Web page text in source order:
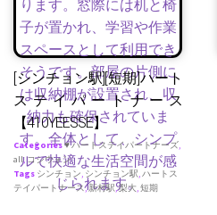
[シンチョン駅][短期]ハート
ステイパートナース
【410YEESSE】
Categories♥ ハートステイパートナーズ,
all,コシウォン
Tags シンチョン, シンチョン駅,ハートス
テイパートナース,新村駅,梨大,短期